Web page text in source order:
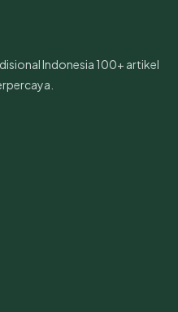
Indonesia 100+ artikel